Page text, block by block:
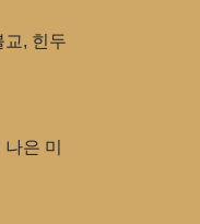
, 힌두
은 미